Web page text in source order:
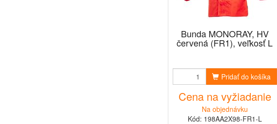
Bunda MONORAY, HV
červená (FR1), veľkosť L
Pridať do košíka
Cena na vyžiadanie
Na objednávku
Kód: 198AA2X98-FR1-L